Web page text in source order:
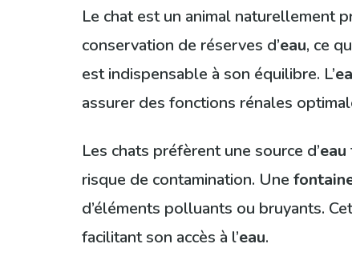
Le chat est un animal naturellement
conservation de réserves d’eau, ce
est indispensable à son équilibre. L’
assurer des fonctions rénales
Les chats préfèrent une source d’eau
risque de contamination. Une
d’éléments polluants ou bruyants.
facilitant son accès à l’eau.